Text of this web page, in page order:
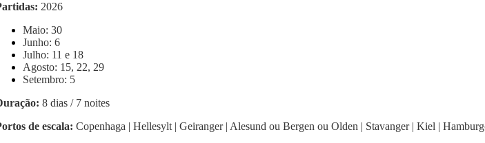
: 2026
Maio: 30
Junho: 6
Julho: 11 e 18
Agosto: 15, 22, 29
Setembro: 5
8 dias / 7 noites
de escala: Copenhaga | Hellesylt | Geiranger | Alesund ou Bergen ou Olden | Stavanger | Kiel |